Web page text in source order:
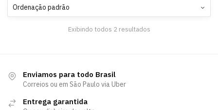
Exibindo todos 2 resultados
Enviamos para todo Brasil
Correios ou em São Paulo via Uber
Entrega garantida